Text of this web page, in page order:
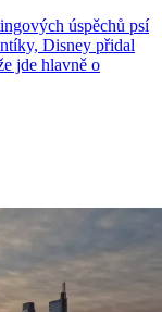
úspěchů psí
Disney přidal
jde hlavně o